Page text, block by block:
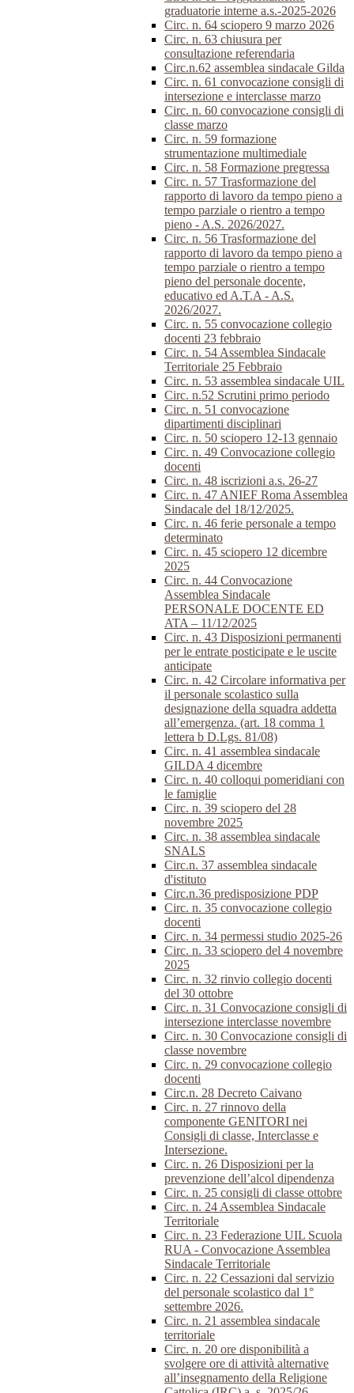
graduatorie interne a.s.-2025-2026
Circ. n. 64 sciopero 9 marzo 2026
Circ. n. 63 chiusura per
consultazione referendaria
Circ.n.62 assemblea sindacale Gilda
Circ. n. 61 convocazione consigli di
intersezione e interclasse marzo
Circ. n. 60 convocazione consigli di
classe marzo
Circ. n. 59 formazione
strumentazione multimediale
Circ. n. 58 Formazione pregressa
Circ. n. 57 Trasformazione del
rapporto di lavoro da tempo pieno a
tempo parziale o rientro a tempo
pieno - A.S. 2026/2027.
Circ. n. 56 Trasformazione del
rapporto di lavoro da tempo pieno a
tempo parziale o rientro a tempo
pieno del personale docente,
educativo ed A.T.A - A.S.
2026/2027.
Circ. n. 55 convocazione collegio
docenti 23 febbraio
Circ. n. 54 Assemblea Sindacale
Territoriale 25 Febbraio
Circ. n. 53 assemblea sindacale UIL
Circ. n.52 Scrutini primo periodo
Circ. n. 51 convocazione
dipartimenti disciplinari
Circ. n. 50 sciopero 12-13 gennaio
Circ. n. 49 Convocazione collegio
docenti
Circ. n. 48 iscrizioni a.s. 26-27
Circ. n. 47 ANIEF Roma Assemblea
Sindacale del 18/12/2025.
Circ. n. 46 ferie personale a tempo
determinato
Circ. n. 45 sciopero 12 dicembre
2025
Circ. n. 44 Convocazione
Assemblea Sindacale
PERSONALE DOCENTE ED
ATA – 11/12/2025
Circ. n. 43 Disposizioni permanenti
per le entrate posticipate e le uscite
anticipate
Circ. n. 42 Circolare informativa per
il personale scolastico sulla
designazione della squadra addetta
all’emergenza. (art. 18 comma 1
lettera b D.Lgs. 81/08)
Circ. n. 41 assemblea sindacale
GILDA 4 dicembre
Circ. n. 40 colloqui pomeridiani con
le famiglie
Circ. n. 39 sciopero del 28
novembre 2025
Circ. n. 38 assemblea sindacale
SNALS
Circ.n. 37 assemblea sindacale
d'istituto
Circ.n.36 predisposizione PDP
Circ. n. 35 convocazione collegio
docenti
Circ. n. 34 permessi studio 2025-26
Circ. n. 33 sciopero del 4 novembre
2025
Circ. n. 32 rinvio collegio docenti
del 30 ottobre
Circ. n. 31 Convocazione consigli di
intersezione interclasse novembre
Circ. n. 30 Convocazione consigli di
classe novembre
Circ. n. 29 convocazione collegio
docenti
Circ.n. 28 Decreto Caivano
Circ. n. 27 rinnovo della
componente GENITORI nei
Consigli di classe, Interclasse e
Intersezione.
Circ. n. 26 Disposizioni per la
prevenzione dell’alcol dipendenza
Circ. n. 25 consigli di classe ottobre
Circ. n. 24 Assemblea Sindacale
Territoriale
Circ. n. 23 Federazione UIL Scuola
RUA - Convocazione Assemblea
Sindacale Territoriale
Circ. n. 22 Cessazioni dal servizio
del personale scolastico dal 1°
settembre 2026.
Circ. n. 21 assemblea sindacale
territoriale
Circ. n. 20 ore disponibilità a
svolgere ore di attività alternative
all’insegnamento della Religione